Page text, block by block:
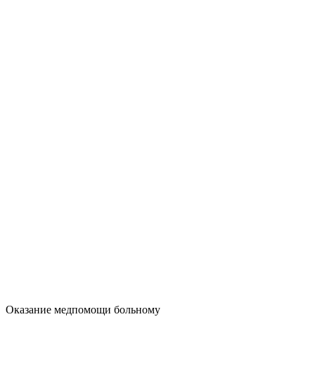
Оказание медпомощи больному